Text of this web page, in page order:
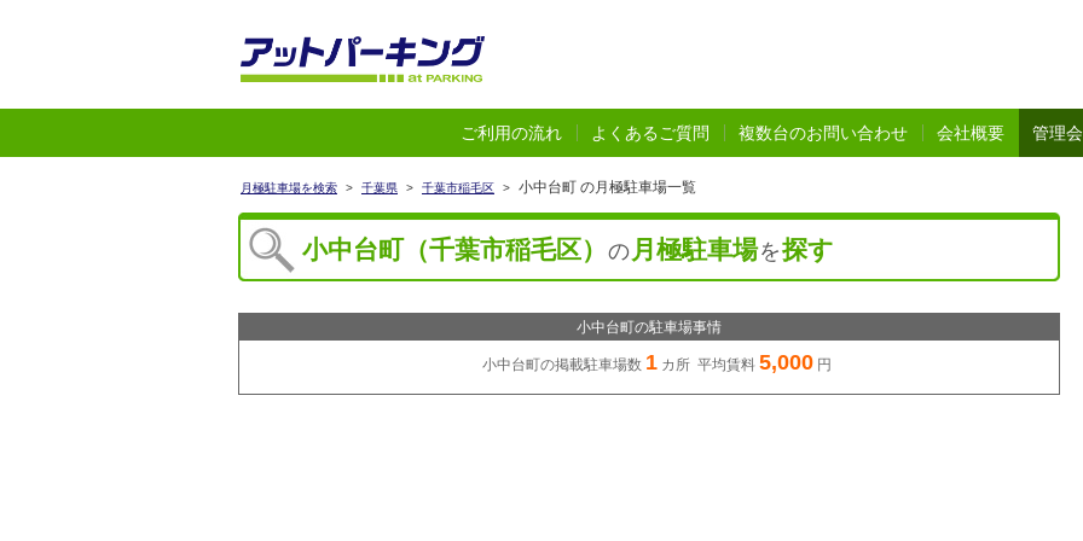
ご利用の流れ よくあるご質問 複数台のお問い合わせ 会社概要 管理
月極駐車場を検索 > 千葉県 > 千葉市稲毛区 > 小中台町 の月極駐車場一覧
小中台町（千葉市稲毛区） の 月極駐車場を探す
小中台町の駐車場事情
小中台町の掲載駐車場数 1カ所 平均賃料 5,000円